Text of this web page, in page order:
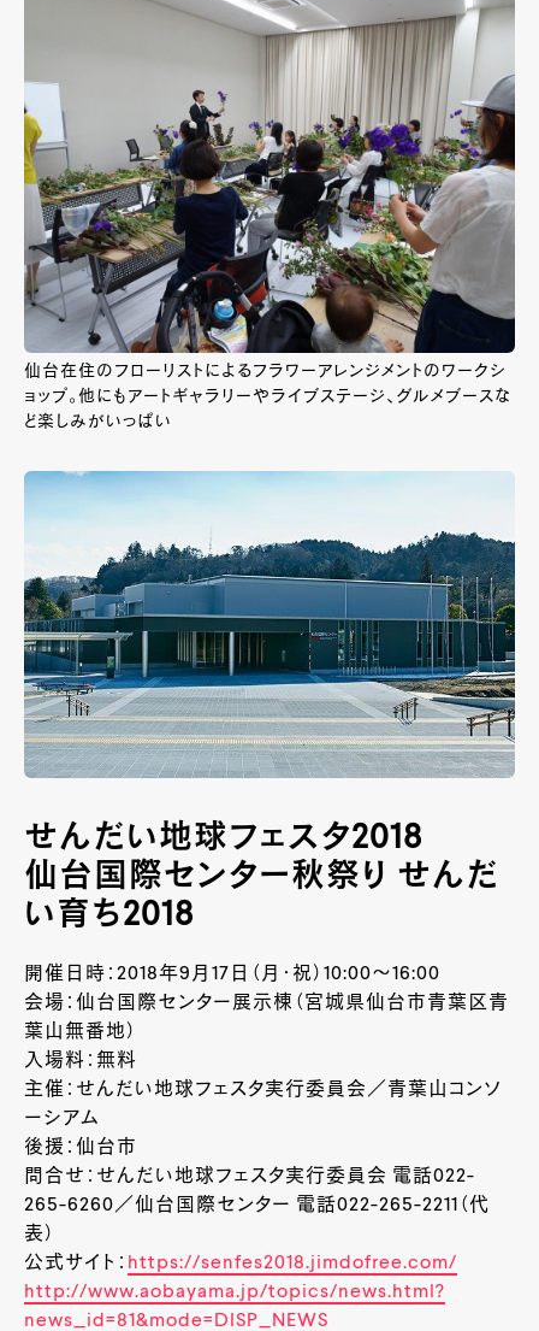
仙台在住のフローリストによるフラワーアレンジメントのワークシ
ョップ。他にもアートギャラリーやライブステージ、グルメブースな
ど楽しみがいっぱい
せんだい地球フェスタ2018
仙台国際センター秋祭り せんだ
い育ち2018
開催日時：2018年9月17日（月・祝）10:00～16:00
会場：仙台国際センター展示棟（宮城県仙台市青葉区青
葉山無番地）
入場料：無料
主催：せんだい地球フェスタ実行委員会／青葉山コンソ
ーシアム
後援：仙台市
問合せ：せんだい地球フェスタ実行委員会 電話022-
265-6260／仙台国際センター 電話022-265-2211（代
表）
公式サイト： https://senfes2018.jimdofree.com/
http://www.aobayama.jp/topics/news.html?
news_id=81&mode=DISP_NEWS